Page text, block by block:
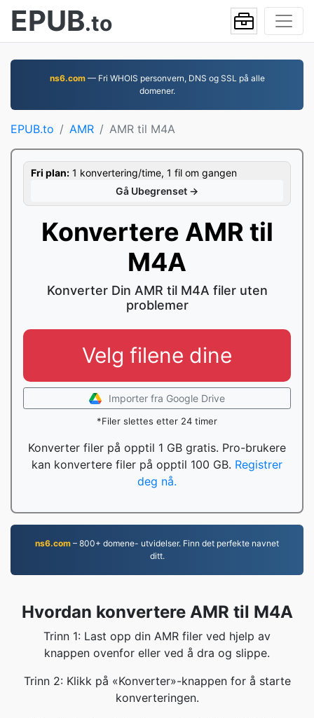
EPUB.to
ns6.com— Fri WHOIS personvern, DNS og SSL på alle
domener.
EPUB.to AMR AMR til M4A
Fri plan: 1 konvertering/time, 1 fil om gangen
Gå Ubegrenset →
Konvertere AMR til
M4A
Konverter Din AMR til M4A filer uten
problemer
Velg filene dine
Importer fra Google Drive
*Filer slettes etter 24 timer
Konverter filer på opptil 1 GB gratis. Pro-brukere
kan konvertere filer på opptil 100 GB. Registrer
deg nå.
ns6.com – 800+ domene- utvidelser. Finn det perfekte navnet
ditt.
Hvordan konvertere AMR til M4A
Trinn 1: Last opp din AMR filer ved hjelp av
knappen ovenfor eller ved å dra og slippe.
Trinn 2: Klikk på «Konverter»-knappen for å starte
konverteringen.